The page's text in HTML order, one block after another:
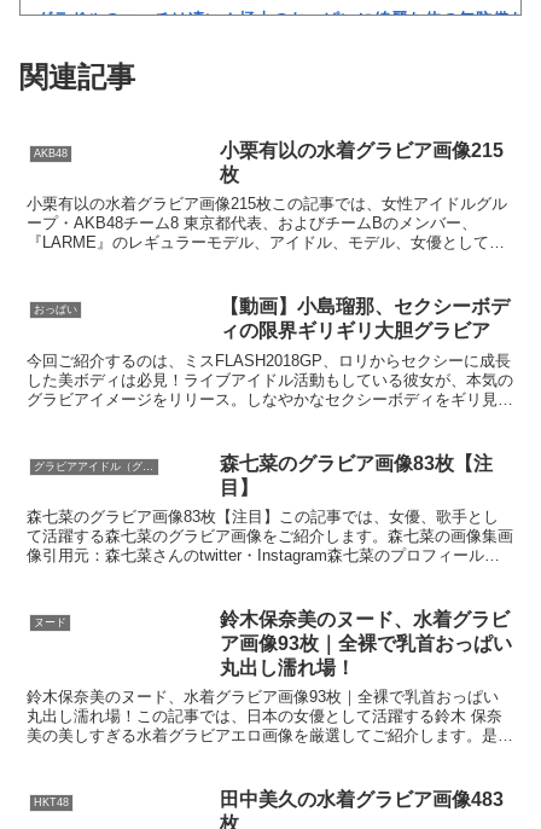
グラドルのエッチは凄い！極上のおっぱいに綺麗な体の無防備な
制服女子を蔵の中で縄で緊縛して何度も犯し、蝋燭や鞭で調教し
瀬戸環奈みたいな綺麗な子がセクシー女優になる理由ってなんな
クレバテスⅡ-魔獣の王と偽りの勇者伝承- 第4話 感想：敵を探す
【動画】深夜の通販番組、エッチすぎるｗｗｗ
磁気嵐、地球由来のイオンが主導…JAXAの衛星「あらせ」が観測
えなこ、おっぱいほぼ見え！ハミ出た乳房がエロくてたまらんｗ
高岡美鈴さん画像集466枚【ヌード】
【川上奈々美】バイト先がいっしょの美人妻の悩み相談をしてい
荒井理咲子アナ ピタパンのお尻に食い込むパン線レポート！！
Powered by livedoor 相互RSS
関連記事
AKB48
小栗有以の水着グラビア画像215
枚
小栗有以の水着グラビア画像215枚この記事では、女性アイドルグル
ープ・AKB48チーム8 東京都代表、およびチームBのメンバー、
『LARME』のレギュラーモデル、アイドル、モデル、女優として活
おっぱい
【動画】小島瑠那、セクシーボデ
ィの限界ギリギリ大胆グラビア
今回ご紹介するのは、ミスFLASH2018GP、ロリからセクシーに成長
した美ボディは必見！ライブアイドル活動もしている彼女が、本気の
グラビアイメージをリリース。しなやかなセクシーボディをギリ見
森七菜のグラビア画像83枚【注
目】
森七菜のグラビア画像83枚【注目】この記事では、女優、歌手とし
て活躍する森七菜のグラビア画像をご紹介します。森七菜の画像集画
像引用元：森七菜さんのtwitter・Instagram森七菜のプロフィール森
ヌード
鈴木保奈美のヌード、水着グラビ
ア画像93枚｜全裸で乳首おっぱい
丸出し濡れ場！
鈴木保奈美のヌード、水着グラビア画像93枚｜全裸で乳首おっぱい
丸出し濡れ場！この記事では、日本の女優として活躍する鈴木 保奈
美の美しすぎる水着グラビアエロ画像を厳選してご紹介します。是
HKT48
田中美久の水着グラビア画像483
枚